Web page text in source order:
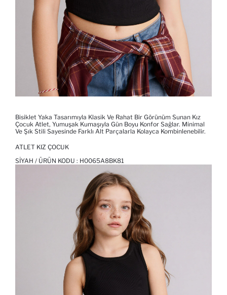
Bisiklet Yaka Tasarımıyla Klasik Ve Rahat Bir Görünüm Sunan Kız
Çocuk Atlet, Yumuşak Kumaşıyla Gün Boyu Konfor Sağlar. Minimal
Ve Şık Stili Sayesinde Farklı Alt Parçalarla Kolayca Kombinlenebilir.
ATLET KIZ ÇOCUK
SIYAH / ÜRÜN KODU : H0065A8BK81